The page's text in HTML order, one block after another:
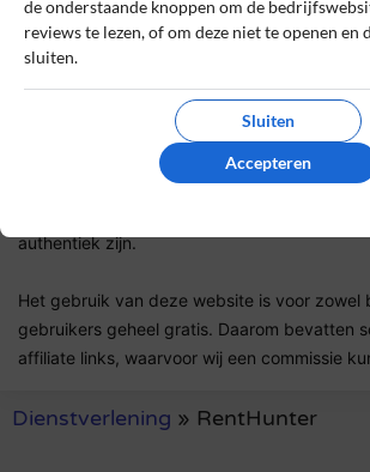
Ik ga akkoord met de
privacybeleid door deze review te plaatsen.
ik een daadwerkelijke ervaring heb met dit
authentiek zijn.
Het gebruik van deze website is voor zowel
gebruikers geheel gratis. Daarom bevatten
affiliate links, waarvoor wij een commissie
Dienstverlening » RentHunter
de onderstaande knoppen om de
reviews te lezen, of om deze niet te openen en
sluiten.
Sluiten
Accepteren